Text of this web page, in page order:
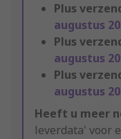
Plus
augustus
Plus
augustus
Plus
augustus
Heeft u meer
leverdata' voor